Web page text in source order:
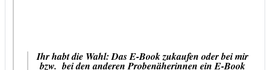
Ihr habt die Wahl: Das E-Book zukaufen oder bei mir
bzw. bei den anderen Probenäherinnen ein E-Book